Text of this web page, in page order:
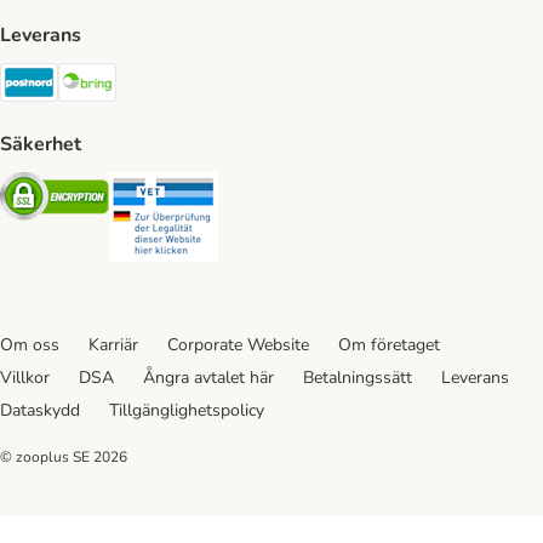
Leverans
Postnord Shipping Method
Säkerhet
Security
Om oss Karriär Corporate Website
Om företaget
Villkor
DSA Ångra avtalet här Betalningssätt
Leverans
Dataskydd
Tillgänglighetspolicy
© zooplus SE 2026